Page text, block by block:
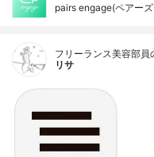
pairs engage(ペアー
フリーランス美容部
リサ